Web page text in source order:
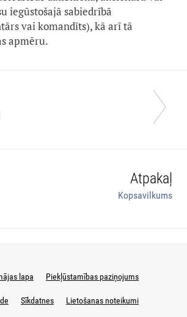
iegūstošajā sabiedrībā
vai komandīts), kā arī tā
apmēru.
Atpakaļ
Kopsavilkums
lapa Piekļūstamības paziņojums
Sīkdatnes Lietošanas noteikumi